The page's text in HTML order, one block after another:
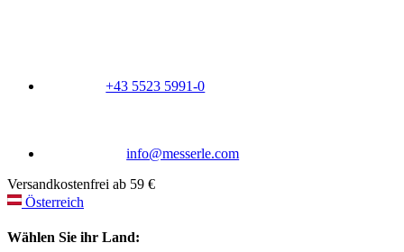
+43 5523 5991-0
info@messerle.com
Versandkostenfrei ab 59 €
Österreich
Wählen Sie ihr Land: